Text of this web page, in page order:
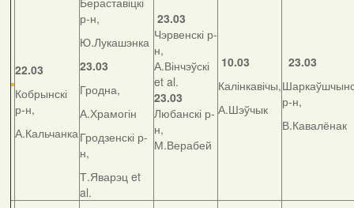
22.03
Кобрынскі
р-н,
А.Кальчанка
р-н,
Ю.Лукашэнка
23.03
Гродна,
А.Храмогін
Гродзенскі р-
н,
Т.Яварэц et
al.
23.03
Чэрвенскі р-
н,
А.Вінчэўскі
et al.
23.03
Любанскі р-
н,
М.Верабей
10.03
Калінкавічы,
А.Шэўчык
23.03
р-н,
В.Кавалёнак